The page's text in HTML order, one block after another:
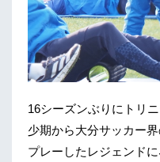
16シーズンぶりにトリ
少期から大分サッカー
プレーしたレジェンド